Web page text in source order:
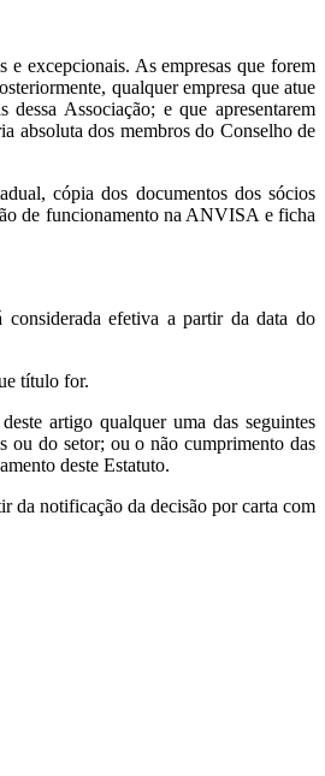
excepcionais. As empresas que forem
qualquer empresa que atue
Associação; e que apresentarem
absoluta dos membros do Conselho de
cópia dos documentos dos sócios
de funcionamento na ANVISA e ficha
efetiva a partir da data do
título for.
artigo qualquer uma das seguintes
ou do setor; ou o não cumprimento das
deste Estatuto.
da notificação da decisão por carta com